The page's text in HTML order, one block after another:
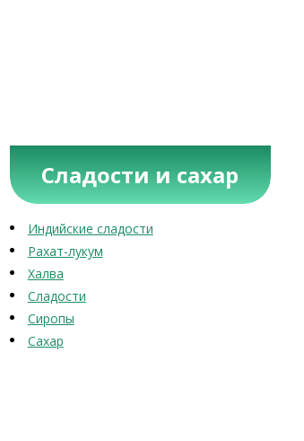
Сладости и сахар
Индийские сладости
Рахат-лукум
Халва
Сладости
Сиропы
Сахар